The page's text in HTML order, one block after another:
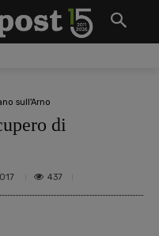
sull'Arno
di
437